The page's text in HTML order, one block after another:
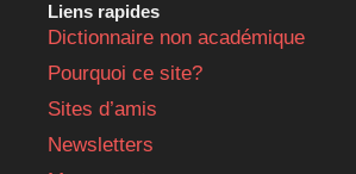
Liens rapides
Dictionnaire non académique
Pourquoi ce site?
Sites d’amis
Newsletters